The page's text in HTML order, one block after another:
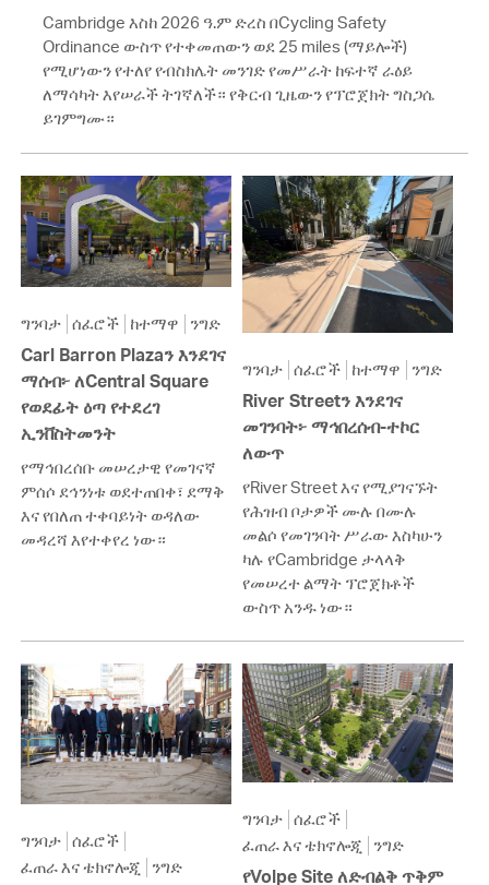
Cambridge እስከ 2026 ዓ.ም ድረስ በCycling Safety
Ordinance ውስጥ የተቀመጠውን ወደ 25 miles (ማይሎች)
የሚሆነውን የተለየ የብስክሌት መንገድ የመሥራት ከፍተኛ ራዕይ
ለማሳካት እየሠራች ትገኛለች። የቅርብ ጊዜውን የፕሮጀክት ግስጋሴ
ይገምግሙ።
ግንባታ ሰፈሮች ከተማዋ ንግድ
Carl Barron Plazaን እንደገና
ማሰብ፦ ለCentral Square
የወደፊት ዕጣ የተደረገ
ኢንቨስትመንት
የማኅበረሰቡ መሠረታዊ የመገናኛ
ምሰሶ ደኅንነቱ ወደተጠበቀ፣ ደማቅ
እና የበለጠ ተቀባይነት ወዳለው
መዳረሻ እየተቀየረ ነው።
ግንባታ ሰፈሮች ከተማዋ ንግድ
River Streetን እንደገና
መገንባት፦ ማኅበረሰብ-ተኮር
ለውጥ
የRiver Street እና የሚያገናኙት
የሕዝብ ቦታዎች ሙሉ በሙሉ
መልሶ የመገንባት ሥራው እስካሁን
ካሉ የCambridge ታላላቅ
የመሠረተ ልማት ፕሮጀክቶች
ውስጥ አንዱ ነው።
ግንባታ ሰፈሮች
ፈጠራ እና ቴክኖሎጂ
ንግድ
ግንባታ ሰፈሮች
ፈጠራ እና ቴክኖሎጂ
ንግድ
የVolpe Site ለድብልቅ ጥቅም